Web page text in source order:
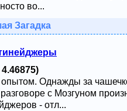
во...
Загадка
Однажды за
с Мозгуном
- отл...